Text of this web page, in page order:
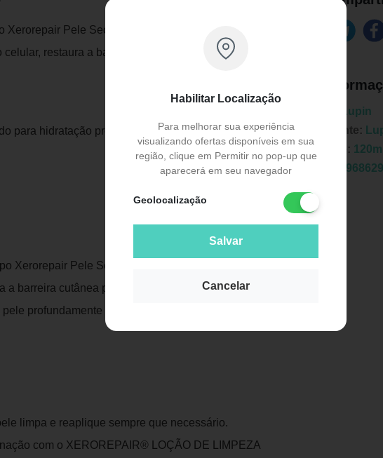
Habilitar Localização
Para melhorar sua experiência
visualizando ofertas disponíveis em sua
região, clique em Permitir no pop-up que
aparecerá em seu navegador
Geolocalização
Salvar
Cancelar
Xerorepair Pele Seca ou Extrasseca possui tecnologia
restaura a barreira cutânea e reduz a perda de
para hidratação profunda e prolongada da pele seca
Xerorepair Pele Seca ou Extrasseca possui
a barreira cutânea prevenindo a sua irritação e
profundamente por 24 horas.
limpa e reaplique sempre que necessário.
com o XEROREPAIR® LOÇÃO DE LIMPEZA
Lupin
Fabricante:
Unidade: 120ml